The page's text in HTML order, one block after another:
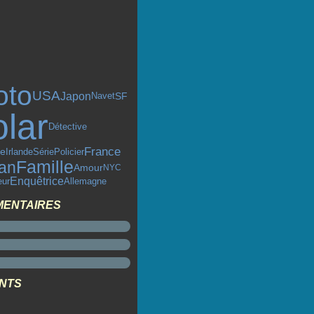
USAJapon NavetSF
Détective
IrlandeSériePolicierFrance
FamilleAmourNYC
EnquêtriceAllemagne